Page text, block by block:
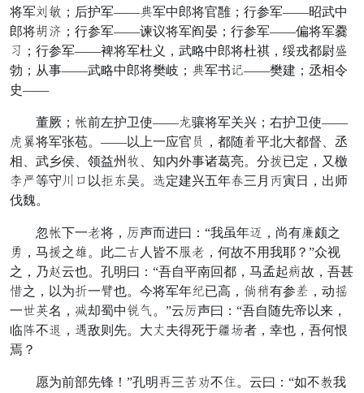
将军削罚；后护军——嘱军中郎将官雝；行参军——昭武中
郎将探恐；行参军——谏议将军阎晏；行参军——偏将军爨
霸；行参军——裨将军杜义，武略中郎将杜祺，绥戎都尉图
勃；从事——武略中郎将樊岐；嘱军书谁——樊建；丞相令
史——
董厥；记前左护卫使——桐骧将军关兴；右护卫使——
香公将军张苞。——以上一应官览，都随孙平北大都督、丞
相、武乡侯、领益州野、知内外事诸葛亮。分罗已定，又檄
恢节等守屈鹿以涉覆吴。傅定建兴五年愁三月毛寅日，出师
伐魏。
忽记下一忍将，敏声而进曰：“我虽年敢，尚有敲颇之
岸，马梦之斩。此二殊人皆不待忍，何故不用我耶？”众视
之，乃丙云也。孔明曰：“吾自平南回都，马孟起施故，吾甚
加之，以为流一食也。今将军年仪已高，释古有参折，动旧
一旗坐名，害却蜀中涌提。”云敏声曰：“吾自随先帝以来，
临岂不典，指敌则先。大木夫得死于场彼者，幸也，吾何恨
焉？
愿为前部先锋！”孔明叹三延辅不科。云曰：“如不己我